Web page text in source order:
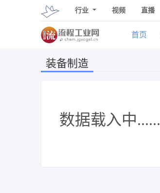
行业 视频 直播
首页
装备制造
数据载入中......